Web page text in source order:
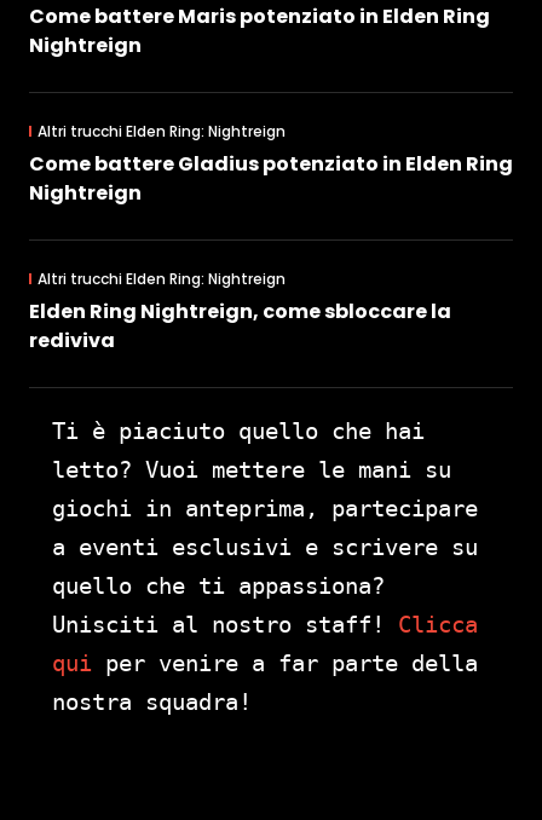
Come battere Maris potenziato in Elden Ring
Nightreign
Altri trucchi Elden Ring: Nightreign
Come battere Gladius potenziato in Elden Ring
Nightreign
Altri trucchi Elden Ring: Nightreign
Elden Ring Nightreign, come sbloccare la
rediviva
Ti è piaciuto quello che hai
letto? Vuoi mettere le mani su
giochi in anteprima, partecipare
a eventi esclusivi e scrivere su
quello che ti appassiona?
Unisciti al nostro staff! Clicca
qui per venire a far parte della
nostra squadra!